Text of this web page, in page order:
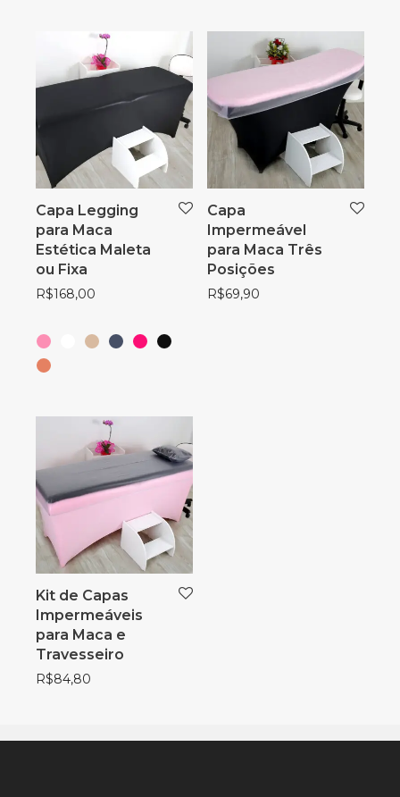
Capa Legging
para Maca
Estética Maleta
ou Fixa
R$168,00
Capa
Impermeável
para Maca Três
Posições
R$69,90
Kit de Capas
Impermeáveis
para Maca e
Travesseiro
R$84,80